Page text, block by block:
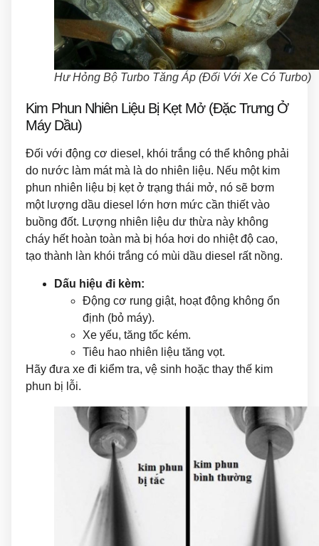
Hư Hỏng Bộ Turbo Tăng Áp (Đối Với Xe Có Turbo)
Kim Phun Nhiên Liệu Bị Kẹt Mở (Đặc Trưng Ở
Máy Dầu)
Đối với động cơ diesel, khói trắng có thể không phải
do nước làm mát mà là do nhiên liệu. Nếu một kim
phun nhiên liệu bị kẹt ở trạng thái mở, nó sẽ bơm
một lượng dầu diesel lớn hơn mức cần thiết vào
buồng đốt. Lượng nhiên liệu dư thừa này không
cháy hết hoàn toàn mà bị hóa hơi do nhiệt độ cao,
tạo thành làn khói trắng có mùi dầu diesel rất nồng.
Dấu hiệu đi kèm:
Động cơ rung giật, hoạt động không ổn
định (bỏ máy).
Xe yếu, tăng tốc kém.
Tiêu hao nhiên liệu tăng vọt.
Hãy đưa xe đi kiểm tra, vệ sinh hoặc thay thế kim
phun bị lỗi.